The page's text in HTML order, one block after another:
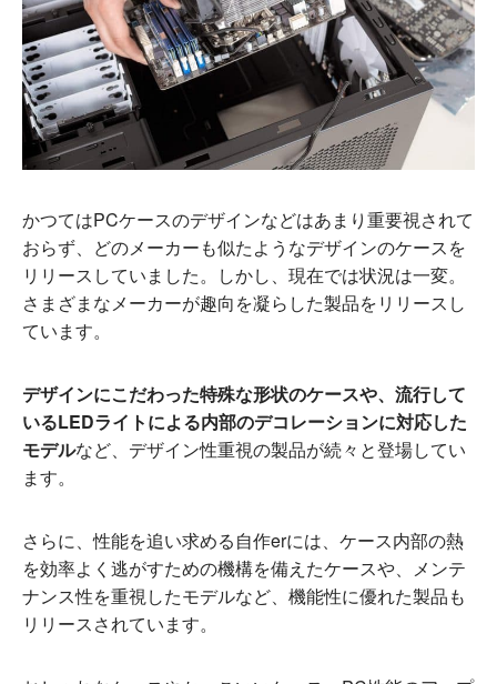
かつてはPCケースのデザインなどはあまり重要視されて
おらず、どのメーカーも似たようなデザインのケースを
リリースしていました。しかし、現在では状況は一変。
さまざまなメーカーが趣向を凝らした製品をリリースし
ています。
デザインにこだわった特殊な形状のケースや、流行して
いるLEDライトによる内部のデコレーションに対応した
モデルなど、デザイン性重視の製品が続々と登場してい
ます。
さらに、性能を追い求める自作erには、ケース内部の熱
を効率よく逃がすための機構を備えたケースや、メンテ
ナンス性を重視したモデルなど、機能性に優れた製品も
リリースされています。